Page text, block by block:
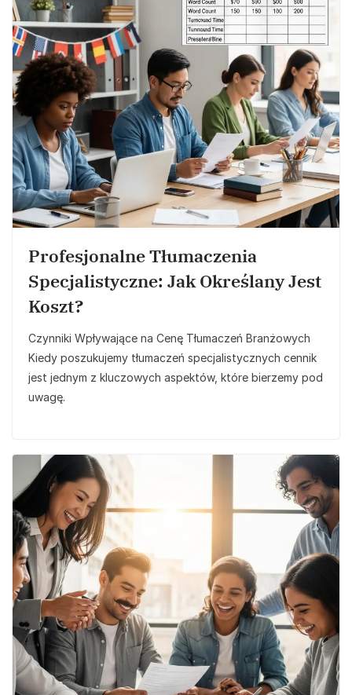
Profesjonalne Tłumaczenia
Specjalistyczne: Jak Określany Jest
Koszt?
Czynniki Wpływające na Cenę Tłumaczeń Branżowych
Kiedy poszukujemy tłumaczeń specjalistycznych cennik
jest jednym z kluczowych aspektów, które bierzemy pod
uwagę.